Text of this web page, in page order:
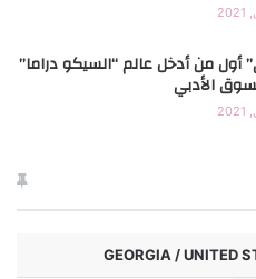
أول من أدخل عالم “السيكو دراما”
الأدبي
GEORGIA / UNITED